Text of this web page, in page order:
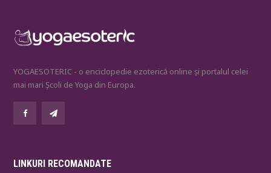
YOGAESOTERIC - o enciclopedie ezoterică online și portalul celei
mai mari Școli de Yoga din Europa.
LINKURI RECOMANDATE